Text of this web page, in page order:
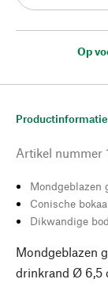
Op
Productinformatie
Artikel nummer
Mondgeblazen
Conische
Dikwandige
Mondgeblazen
drinkrand Ø 6,5